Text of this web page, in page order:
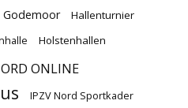
Godemoor Hallenturnier
Holstenhallen
ONLINE
IPZV Nord Sportkader